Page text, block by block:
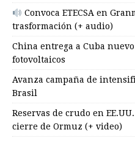
Convoca ETECSA en
trasformación (+ audio)
China entrega a Cuba
fotovoltaicos
Avanza campaña de
Brasil
Reservas de crudo en
cierre de Ormuz (+ video)